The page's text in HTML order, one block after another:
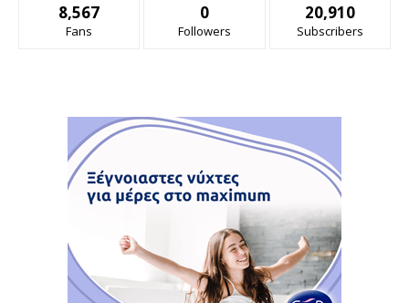
8,567
Fans
0
Followers
20,910
Subscribers